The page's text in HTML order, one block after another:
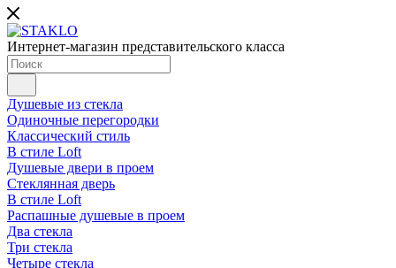
Интернет-магазин представительского класса
Душевые из стекла
Одиночные перегородки
Классический стиль
В стиле Loft
Душевые двери в проем
Стеклянная дверь
В стиле Loft
Распашные душевые в проем
Два стекла
Три стекла
Четыре стекла